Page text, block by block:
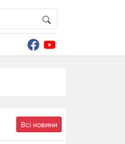
Всі новини